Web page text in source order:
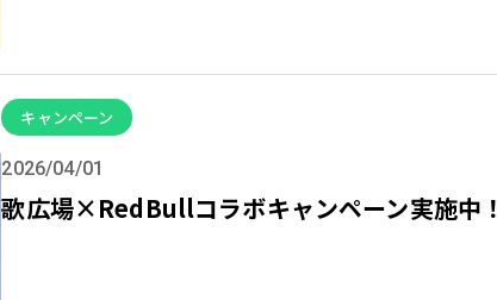
キャンペーン
2026/04/01
歌広場×RedBullコラボキャンペーン実施中！